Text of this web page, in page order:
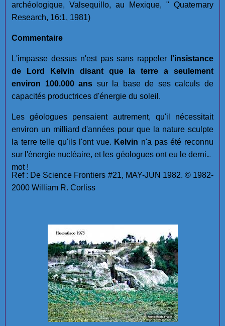
archéologique, Valsequillo, au Mexique, " Quaternary
Research, 16:1, 1981)
Commentaire
L'impasse dessus n'est pas sans rappeler
l'insistance
de Lord Kelvin disant que la terre a seulement
environ 100.000 ans sur la base de ses calculs de
capacités productrices d'énergie du soleil.
Les géologues pensaient autrement, qu'il nécessitait
environ un milliard d'années pour que la nature sculpte
la terre telle qu'ils l'ont vue. Kelvin n'a pas été reconnu
sur l'énergie nucléaire, et les géologues ont eu le dernier
mot !
Ref : De Science Frontiers #21, MAY-JUN 1982. © 1982-
2000 William R. Corliss